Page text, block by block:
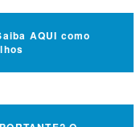
AQUI como